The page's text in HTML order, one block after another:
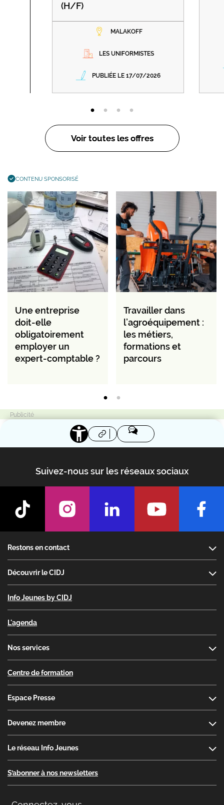
(H/F)
MALAKOFF
LES UNIFORMISTES
PUBLIÉE LE 17/07/2026
Voir toutes les offres
CONTENU SPONSORISÉ
Une entreprise
doit-elle
obligatoirement
employer un
expert-comptable ?
Travailler dans
l’agroéquipement :
les métiers,
formations et
parcours
Suivez-nous sur les réseaux sociaux
Restons en contact
Découvrir le CIDJ
Info Jeunes by CIDJ
L'agenda
Nos services
Centre de formation
Espace Presse
Devenez membre
Le réseau Info Jeunes
S’abonner à nos newsletters